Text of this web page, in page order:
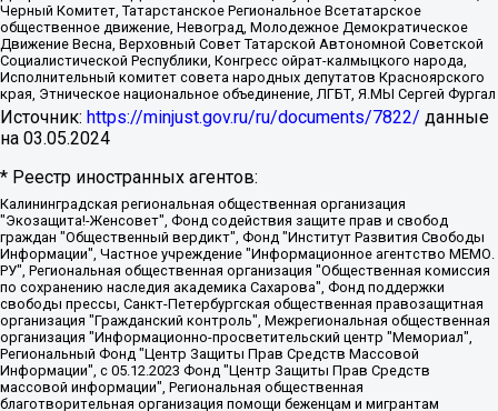
Черный Комитет, Татарстанское Региональное Всетатарское
общественное движение, Невоград, Молодежное Демократическое
Движение Весна, Верховный Совет Татарской Автономной Советской
Социалистической Республики, Конгресс ойрат-калмыцкого народа,
Исполнительный комитет совета народных депутатов Красноярского
края, Этническое национальное объединение, ЛГБТ, Я.МЫ Сергей Фургал
Источник: https://minjust.gov.ru/ru/documents/7822/ данные
на 03.05.2024
* Реестр иностранных агентов:
Калининградская региональная общественная организация "Экозащита!-Женсовет", Фонд содействия защите прав и свобод граждан "Общественный вердикт", Фонд "Институт Развития Свободы Информации", Частное учреждение "Информационное агентство МЕМО. РУ", Региональная общественная организация "Общественная комиссия по сохранению наследия академика Сахарова", Фонд поддержки свободы прессы, Санкт-Петербургская общественная правозащитная организация "Гражданский контроль", Межрегиональная общественная организация "Информационно-просветительский центр "Мемориал", Региональный Фонд "Центр Защиты Прав Средств Массовой Информации", с 05.12.2023 Фонд "Центр Защиты Прав Средств массовой информации", Региональная общественная благотворительная организация помощи беженцам и мигрантам "Гражданское содействие", Негосударственное образовательное учреждение дополнительного профессионального образования (повышение квалификации) специалистов "АКАДЕМИЯ ПО ПРАВАМ ЧЕЛОВЕКА", Свердловская региональная общественная организация "Сутяжник", Автономная некоммерческая организация "Центр независимых социологических исследований", Союз общественных объединений "Российский исследовательский центр по правам человека", Региональное общественное учреждение научно-информационный центр "МЕМОРИАЛ", Некоммерческая организация "Фонд защиты гласности", Автономная некоммерческая организация "Институт прав человека", Городская общественная организация "Екатеринбургское общество "МЕМОРИАЛ", Городская общественная организация "Рязанское историко-просветительское и правозащитное общество "Мемориал" (Рязанский Мемориал), Челябинский региональный орган общественной самодеятельности – женское общественное объединение "Женщины Евразии", Челябинский региональный орган общественной самодеятельности "Уральская правозащитная группа", Фонд содействия защите здоровья и социальной справедливости имени Андрея Рылькова, Автономная Некоммерческая Организация "Аналитический Центр Юрия Левады", Автономная некоммерческая организация социальной поддержки населения "Проект Апрель", Региональная общественная организация помощи женщинам и детям, находящимся в кризисной ситуации "Информационно-методический центр "Анна", Фонд содействия развитию массовых коммуникаций и правовому просвещению "Так-так-Так", Фонд содействия устойчивому развитию "Серебряная тайга", Свердловский региональный общественный фонд социальных проектов "Новое время", "Idel.Реалии", Кавказ.Реалии, Крым.Реалии, Телеканал Настоящее Время, Татаро-башкирская служба Радио Свобода (Azatliq Radiosi), Радио Свободная Европа/Радио Свобода (PCE/PC), "Сибирь.Реалии", "Фактограф", Благотворительный фонд помощи осужденным и их семьям, Автономная некоммерческая организация "Институт глобализации и социальных движений", Фонд "В защиту прав заключенных", Частное учреждение "Центр поддержки и содействия развитию средств массовой информации", Пензенский региональный общественный благотворительный фонд "Гражданский союз", "Север.Реалии", Некоммерческая организация Фонд "Правовая инициатива", Общество с ограниченной ответственностью "Радио Свободная Европа/Радио Свобода", Чешское информационное агентство "MEDIUM-ORIENT", Красноярская региональная общественная организация "Мы против СПИДа", Камалягин Денис Николаевич, Маркелов Сергей Евгеньевич, Пономарев Лев Александрович, Савицкая Людмила Алексеевна, Автономная некоммерческая организация "Центр по работе с проблемой насилия "НАСИЛИЮ.НЕТ", Межрегиональный профессиональный союз работников здравоохранения "Альянс врачей", Юридическое лицо, зарегистрированное в Латвийской Республике, SIA "Medusa Project" (регистрационный номер 40103797863, дата регистрации 10.06.2014), Некоммерческая организация "Фонд по борьбе с коррупцией", Автономная некоммерческая организация "Институт права и публичной политики", Баданин Роман Сергеевич, Гликин Максим Александрович, Железнова Мария Михайловна, Лукьянова Юлия Сергеевна, Маетная Елизавета Витальевна, Маняхин Петр Борисович, Чуракова Ольга Владимировна, Ярош Юлия Петровна, Юридическое лицо "The Insider SIA", зарегистрированное в Риге, Латвийская Республика (дата регистрации 26.06.2015), являющееся администратором доменного имени интернет-издания "The Insider SIA", https://theins.ru, Постернак Алексей Евгеньевич, Рубин Михаил Аркадьевич, Анин Роман Александрович, Юридическое лицо Istories fonds, зарегистрированное в Латвийской Республике (регистрационный номер 50008295751, дата регистрации 24.02.2020), Великовский Дмитрий Александрович, Долинина Ирина Николаевна, Мароховская Алеся Алексеевна, Шлейнов Роман Юрьевич, Шмагун Олеся Валентиновна, Общество с ограниченной ответственностью "Альтаир 2021", Общество с ограниченной ответственностью "Вега 2021", Общество с ограниченной ответственностью "Главный редактор 2021", Общество с ограниченной ответственностью "Ромашки монолит", Важенков Артем Валерьевич, Ивановская областная общественная организация "Центр гендерных исследований", Гурман Юрий Альбертович, Медиапроект "ОВД-Инфо", Егоров Владимир Владимирович, Жилинский Владимир Александрович, Общество с ограниченной ответственностью "ЗП", Иванова София Юрьевна, Карезина Инна Павловна, Кильтау Екатерина Викторовна, Петров Алексей Викторович, Пискунов Сергей Евгеньевич, Смирнов Сергей Сергеевич, Тихонов Михаил Сергеевич, Общество с ограниченной ответственностью "ЖУРНАЛИСТ-ИНОСТРАННЫЙ АГЕНТ", Арапова Галина Юрьевна, Вольтская Татьяна Анатольевна, Американская компания "Mason G.E.S. Anonymous Foundation" (США), являющаяся владельцем интернет-издания https://mnews.world/, Компания "Stichting Bellingcat", зарегистрированная в Нидерландах (дата регистрации 11.07.2018), Захаров Андрей Вячеславович, Клепиковская Екатерина Дмитриевна, Общество с ограниченной ответственностью "МЕМО", Перл Роман Александрович, Симонов Евгений Алексеевич, Соловьева Елена Анатольевна, Сотников Даниил Владимирович, Сурначева Елизавета Дмитриевна, Автономная некоммерческая организация по защите прав человека и информированию населения "Якутия – Наше Мнение", Общество с ограниченной ответственностью "Москоу диджитал медиа", с 26.01.2023 Общество с ограниченной ответственностью "Чайка Белые сады", Ветошкина Валерия Валерьевна, Заговора Максим Александрович, Межрегиональное общественное движение "Российская ЛГБТ - сеть", Оленичев Максим Владимирович, Павлов Иван Юрьевич, Скворцова Елена Сергеевна, Общество с ограниченной ответственностью "Как бы инагент", Кочетков Игорь Викторович, Общество с ограниченной ответственностью "Честные выборы", Еланчик Олег Александрович, Общество с ограниченной ответственностью "Нобелевский призыв", Гималова Регина Эмилевна, Григорьев Андрей Валерьевич, Григорьева Алина Александровна, Ассоциация по содействию защите прав призывников, альтернативнослужащих и военнослужащих "Правозащитная группа "Гражданин.Армия.Право", Хисамова Регина Фаритовна, Автономная некоммерческая организация по реализации социально-правовых программ "Лилит", Дальневосточное общественное движение "Маяк", Санкт-Петербургская ЛГБТ-инициативная группа "Выход", Инициативная группа ЛГБТ+ "Реверс", Алексеев Андрей Викторович, Бекбулатова Таисия Львовна, Беляев Иван Михайлович, Владыкина Елена Сергеевна, Гельман Марат Александрович, Никульшина Вероника Юрьевна, Толоконникова Надежда Андреевна, Шендерович Виктор Анатольевич, Общество с ограниченной ответственностью "Данное сообщение", Общество с ограниченной ответственностью Издательский дом "Новая глава", Айнбиндер Александра Александровна, Московский комьюнити-центр для ЛГБТ+инициатив, Благотворительный фонд развития филантропии, Deutsche Welle (Германия, Kurt-Schumacher-Strasse 3, 53113 Bonn), Борзунова Мария Михайловна, Воробьев Виктор Викторович, Голубева Анна Львовна, Константинова Алла Михайловна, Малкова Ирина Владимировна, Мурадов Мурад Абдулгалимович, Осетинская Елизавета Николаевна, Понасенков Евгений Николаевич, Ганапольский Матвей Юрьевич, Киселев Евгений Алексеевич, Борухович Ирина Григорьевна, Дремин Иван Тимофеевич, Дубровский Дмитрий Викторович, Красноярская региональная общественная организация поддержки и развития альтернативных образовательных технологий и межкультурных коммуникаций "ИНТЕРРА", Маяковская Екатерина Алексеевна, Фейгин Марк Захарович, Филимонов Андрей Викторович, Дзугкоева Регина Николаевна, Доброхотов Роман Александрович, Дудь Юрий Александрович, Елкин Сергей Владимирович, Кругликов Кирилл Игоревич, Сабунаева Мария Леонидовна, Семенов Алексей Владимирович, Шаинян Карен Багратович, Шульман Екатерина Михайловна, Асафьев Артур Валерьевич, Вахштайн Виктор Семенович, Венедиктов Алексей Алексеевич, Лушникова Екатерина Евгеньевна, Волков Леонид Михайлович, Невзоров Александр Глебович, Пархоменко Сергей Борисович, Сироткин Ярослав Николаевич, Кара-Мурза Владимир Владимирович, Баранова Наталья Владимировна, Гозман Леонид Яковлевич, Кагарлицкий Борис Юльевич, Климарев Михаил Валерьевич, Милов Владимир Станиславович, Автономная некоммерческая организация Краснодарский центр современного искусства "Типография", Моргенштерн Алишер Тагирович, Соболь Любовь Эдуардовна, Общество с ограниченной ответственностью "ЛИЗА НОРМ", Каспаров Гарри Кимович, Ходорковский Михаил Борисович, Общество с ограниченной ответственностью "Апрельские тезисы", Данилович Ирина Брониславовна, Кашин Олег Владимирович, Петров Николай Владимирович, Пивоваров Алексей Владимирович, Соколов Михаил Владимирович, Цветкова Юлия Владимировна, Чичваркин Евгений Александрович, Комитет против пыток/Команда против пыток, Общество с ограниченной ответственностью "Первый научный", Общество с ограниченной ответственностью "Вертолет и ко", Белоцерковская Вероника Борисовна, Кац Максим Евгеньевич, Лазарева Татьяна Юрьевна, Шаведдинов Руслан Табризович, Яшин Илья Валерьевич, Общество с ограниченной ответственностью "Иноагент ААВ", Алешковский Дмитрий Петрович, Альбац Евгения Марковна, Быков Дмитрий Львович, Галямина Юлия Евгеньевна, Лойко Сергей Леонидович, Мартынов Кирилл Константинович, Медведев Сергей Александрович, Крашенинников Федор Геннадиевич, Гордеева Катерина Вл